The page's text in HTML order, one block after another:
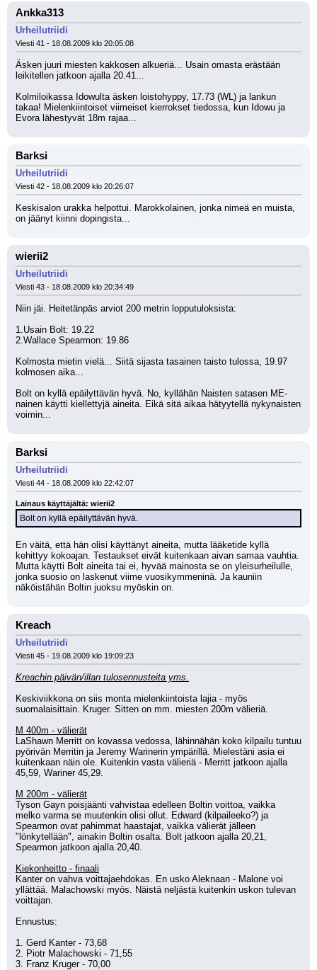
Ankka313
Urheilutriidi
Viesti 41 - 18.08.2009 klo 20:05:08
Äsken juuri miesten kakkosen alkueriä... Usain omasta erästään
leikitellen jatkoon ajalla 20.41...
Kolmiloikassa Idowulta äsken loistohyppy, 17.73 (WL) ja lankun
takaa! Mielenkiintoiset viimeiset kierrokset tiedossa, kun Idowu ja
Evora lähestyvät 18m rajaa...
Barksi
Urheilutriidi
Viesti 42 - 18.08.2009 klo 20:26:07
Keskisalon urakka helpottui. Marokkolainen, jonka nimeä en muista,
on jäänyt kiinni dopingista...
wierii2
Urheilutriidi
Viesti 43 - 18.08.2009 klo 20:34:49
Niin jäi. Heitetänpäs arviot 200 metrin lopputuloksista:
1.Usain Bolt: 19.22
2.Wallace Spearmon: 19.86
Kolmosta mietin vielä... Siitä sijasta tasainen taisto tulossa, 19.97
kolmosen aika...
Bolt on kyllä epäilyttävän hyvä. No, kyllähän Naisten satasen ME-
nainen käytti kiellettyjä aineita. Eikä sitä aikaa hätyytellä nykynaisten
voimin...
Barksi
Urheilutriidi
Viesti 44 - 18.08.2009 klo 22:42:07
Lainaus käyttäjältä: wierii2
Bolt on kyllä epäilyttävän hyvä.
En väitä, että hän olisi käyttänyt aineita, mutta lääketide kyllä
kehittyy kokoajan. Testaukset eivät kuitenkaan aivan samaa vauhtia.
Mutta käytti Bolt aineita tai ei, hyvää mainosta se on yleisurheilulle,
jonka suosio on laskenut viime vuosikymmeninä. Ja kauniin
näköistähän Boltin juoksu myöskin on.
Kreach
Urheilutriidi
Viesti 45 - 19.08.2009 klo 19:09:23
Kreachin päivän/illan tulosennusteita yms.
Keskiviikkona on siis monta mielenkiintoista lajia - myös
suomalaisittain. Kruger. Sitten on mm. miesten 200m välieriä.
M 400m - välierät
LaShawn Merritt on kovassa vedossa, lähinnähän koko kilpailu tuntuu
pyörivän Merritin ja Jeremy Warinerin ympärillä. Mielestäni asia ei
kuitenkaan näin ole. Kuitenkin vasta välieriä - Merritt jatkoon ajalla
45,59, Wariner 45,29.
M 200m - välierät
Tyson Gayn poisjäänti vahvistaa edelleen Boltin voittoa, vaikka
melko varma se muutenkin olisi ollut. Edward (kilpaileeko?) ja
Spearmon ovat pahimmat haastajat, vaikka välierät jälleen
"lönkytellään", ainakin Boltin osalta. Bolt jatkoon ajalla 20,21,
Spearmon jatkoon ajalla 20,40.
Kiekonheitto - finaali
Kanter on vahva voittajaehdokas. En usko Aleknaan - Malone voi
yllättää. Malachowski myös. Näistä neljästä kuitenkin uskon tulevan
voittajan.
Ennustus:
1. Gerd Kanter - 73,68
2. Piotr Malachowski - 71,55
3. Franz Kruger - 70,00